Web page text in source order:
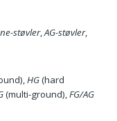
støvler,AG-støvler,
HG(hard
(multi-ground),FG/AG